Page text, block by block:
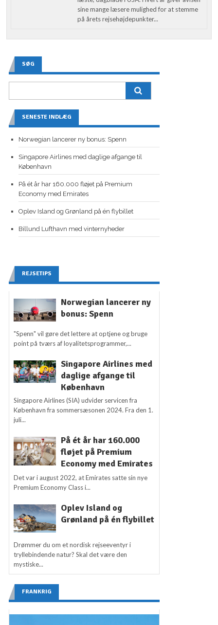
sine mange læsere mulighed for at stemme
på årets rejsehøjdepunkter...
SØG
SENESTE INDLÆG
Norwegian lancerer ny bonus: Spenn
Singapore Airlines med daglige afgange til
København
På ét år har 160.000 fløjet på Premium
Economy med Emirates
Oplev Island og Grønland på én flybillet
Billund Lufthavn med vinternyheder
REJSETIPS
Norwegian lancerer ny
bonus: Spenn
"Spenn" vil gøre det lettere at optjene og bruge
point på tværs af loyalitetsprogrammer,...
Singapore Airlines med
daglige afgange til
København
Singapore Airlines (SIA) udvider servicen fra
København fra sommersæsonen 2024. Fra den 1.
juli...
På ét år har 160.000
fløjet på Premium
Economy med Emirates
Det var i august 2022, at Emirates satte sin nye
Premium Economy Class i...
Oplev Island og
Grønland på én flybillet
Drømmer du om et nordisk rejseeventyr i
tryllebindende natur? Skal det være den
mystiske...
FRANKRIG